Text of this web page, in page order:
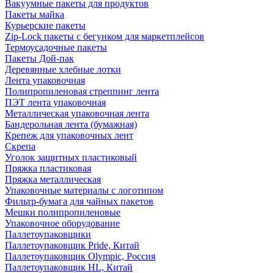
Вакуумные пакеты для продуктов
Пакеты майка
Курьерские пакеты
Zip-Lock пакеты с бегунком для маркетплейсов
Термоусадочные пакеты
Пакеты Дой-пак
Деревянные хлебные лотки
Лента упаковочная
Полипропиленовая стреппинг лента
ПЭТ лента упаковочная
Металлическая упаковочная лента
Бандерольная лента (бумажная)
Крепеж для упаковочных лент
Скрепа
Уголок защитных пластиковый
Пряжка пластиковая
Пряжка металлическая
Упаковочные материалы с логотипом
Фильтр-бумага для чайных пакетов
Мешки полипропиленовые
Упаковочное оборудование
Паллетоупаковщики
Паллетоупаковщик Pride, Китай
Паллетоупаковщик Olympic, Россия
Паллетоупаковщик HL, Китай